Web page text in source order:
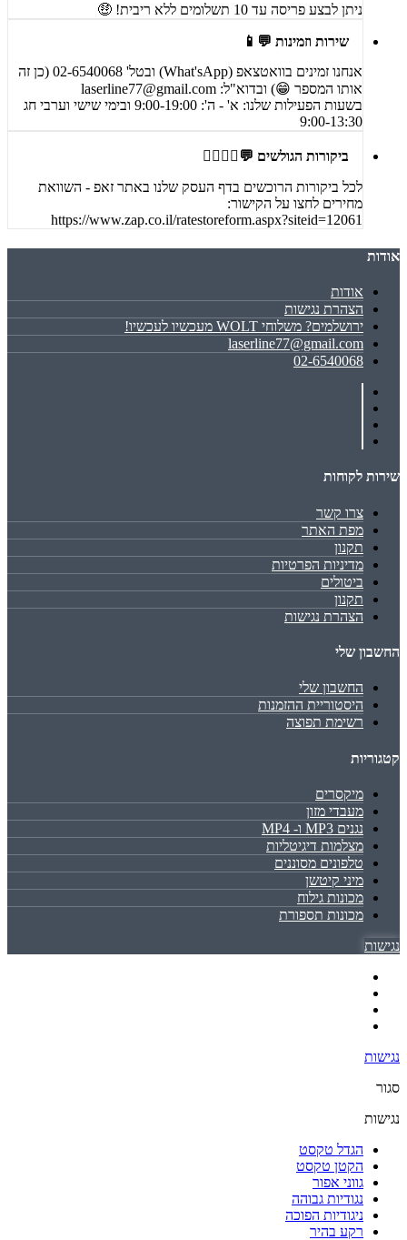
ניתן לבצע פריסה עד 10 תשלומים ללא ריבית! 🤑
שירות וזמינות 💬📱
אנחנו זמינים בוואטצאפ (What'sApp) ובטל' 02-6540068 (כן זה
אותו המספר 😁) ובדוא"ל: laserline77@gmail.com
בשעות הפעילות שלנו: א' - ה': 9:00-19:00 ובימי שישי וערבי חג
9:00-13:30
ביקורות הגולשים 💬🙋‍♀️🙋‍♂️
לכל ביקורות הרוכשים בדף העסק שלנו באתר זאפ - השוואת
מחירים לחצו על הקישור:
https://www.zap.co.il/ratestoreform.aspx?siteid=12061
אודות
אודות
הצהרת נגישות
ירושלמים? משלוחי WOLT מעכשיו לעכשיו!
laserline77@gmail.com
02-6540068
שירות לקוחות
צרו קשר
מפת האתר
תקנון
מדיניות הפרטיות
ביטולים
תקנון
הצהרת נגישות
החשבון שלי
החשבון שלי
היסטוריית ההזמנות
רשימת תפוצה
קטגוריות
מיקסרים
מעבדי מזון
נגנים MP3 ו- MP4
מצלמות דיגיטליות
טלפונים מסוננים
מיני קיטשן
מכונות גילוח
מכונות תספורת
נגישות
נגישות
סגור
נגישות
הגדל טקסט
הקטן טקסט
גווני אפור
נגודיות גבוהה
ניגודיות הפוכה
רקע בהיר